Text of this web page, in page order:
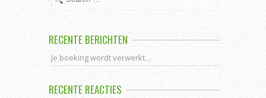
RECENTE BERICHTEN
Je boeking wordt verwerkt…
RECENTE REACTIES